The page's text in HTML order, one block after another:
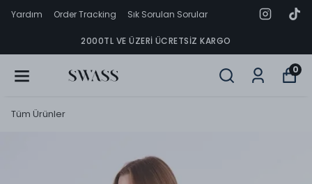
Yardım Order Tracking Sık Sorulan Sorular
2000TL VE ÜZERI ÜCRETSIZ KARGO
0
Tüm Ürünler